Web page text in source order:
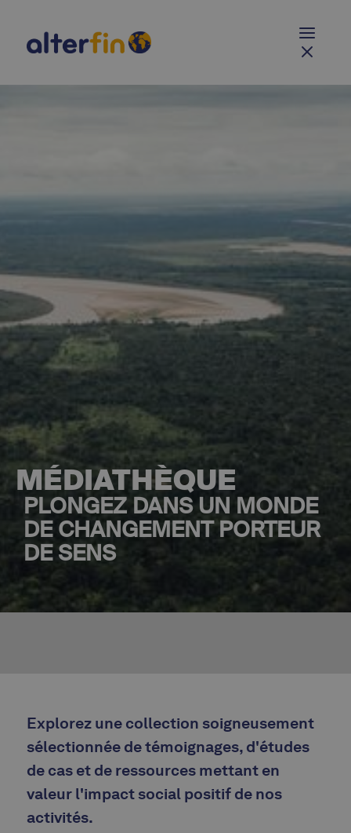
MÉDIATHÈQUE
PLONGEZ DANS UN MONDE
DE CHANGEMENT PORTEUR
DE SENS
Explorez une collection soigneusement
sélectionnée de témoignages, d'études
de cas et de ressources mettant en
valeur l'impact social positif de nos
activités.